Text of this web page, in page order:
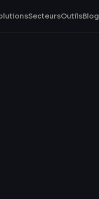
SecteursOutilsBlog